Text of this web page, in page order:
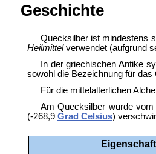
Geschichte
Quecksilber ist mindestens
Heilmittelverwendet (aufgrund
In der griechischen Antike
sowohl die Bezeichnung für
Für die mittelalterlichen
Am Quecksilber wurde
(-268,9 Grad Celsius)